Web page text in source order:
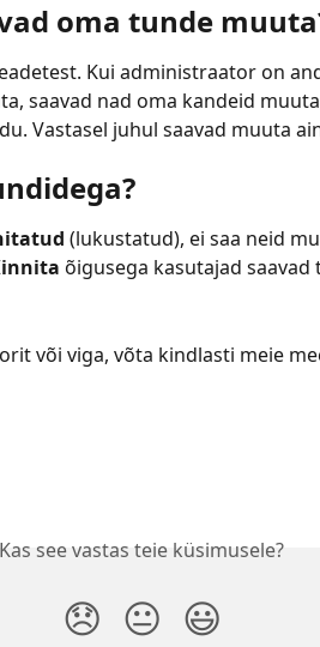
oma tunde
Kui administraator on
saavad nad oma kandeid
Vastasel juhul saavad muuta
(lukustatud), ei saa neid
õigusega kasutajad
või viga, võta kindlasti meie
Kas see vastas teie küsimusele?
😞 😐 😃